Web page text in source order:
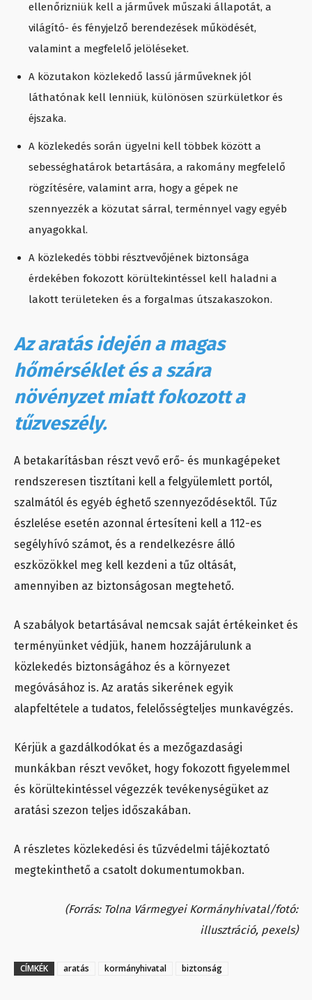
ellenőrizniük kell a járművek műszaki állapotát, a
világító- és fényjelző berendezések működését,
valamint a megfelelő jelöléseket.
A közutakon közlekedő lassú járműveknek jól
láthatónak kell lenniük, különösen szürkületkor és
éjszaka.
A közlekedés során ügyelni kell többek között a
sebességhatárok betartására, a rakomány megfelelő
rögzítésére, valamint arra, hogy a gépek ne
szennyezzék a közutat sárral, terménnyel vagy egyéb
anyagokkal.
A közlekedés többi résztvevőjének biztonsága
érdekében fokozott körültekintéssel kell haladni a
lakott területeken és a forgalmas útszakaszokon.
Az aratás idején a magas
hőmérséklet és a szára
növényzet miatt fokozott a
tűzveszély.
A betakarításban részt vevő erő- és munkagépeket
rendszeresen tisztítani kell a felgyülemlett portól,
szalmától és egyéb éghető szennyeződésektől. Tűz
észlelése esetén azonnal értesíteni kell a 112-es
segélyhívó számot, és a rendelkezésre álló
eszközökkel meg kell kezdeni a tűz oltását,
amennyiben az biztonságosan megtehető.
A szabályok betartásával nemcsak saját értékeinket és
terményünket védjük, hanem hozzájárulunk a
közlekedés biztonságához és a környezet
megóvásához is. Az aratás sikerének egyik
alapfeltétele a tudatos, felelősségteljes munkavégzés.
Kérjük a gazdálkodókat és a mezőgazdasági
munkákban részt vevőket, hogy fokozott figyelemmel
és körültekintéssel végezzék tevékenységüket az
aratási szezon teljes időszakában.
A részletes közlekedési és tűzvédelmi tájékoztató
megtekinthető a csatolt dokumentumokban.
(Forrás: Tolna Vármegyei Kormányhivatal/fotó:
illusztráció, pexels)
CÍMKÉK aratás kormányhivatal biztonság